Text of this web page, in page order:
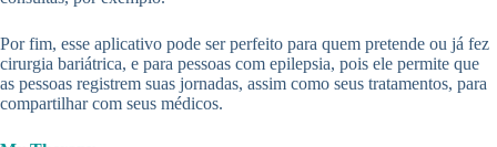
Por fim, esse aplicativo pode ser perfeito para quem pretende ou já fez
cirurgia bariátrica, e para pessoas com epilepsia, pois ele permite que
as pessoas registrem suas jornadas, assim como seus tratamentos, para
compartilhar com seus médicos.